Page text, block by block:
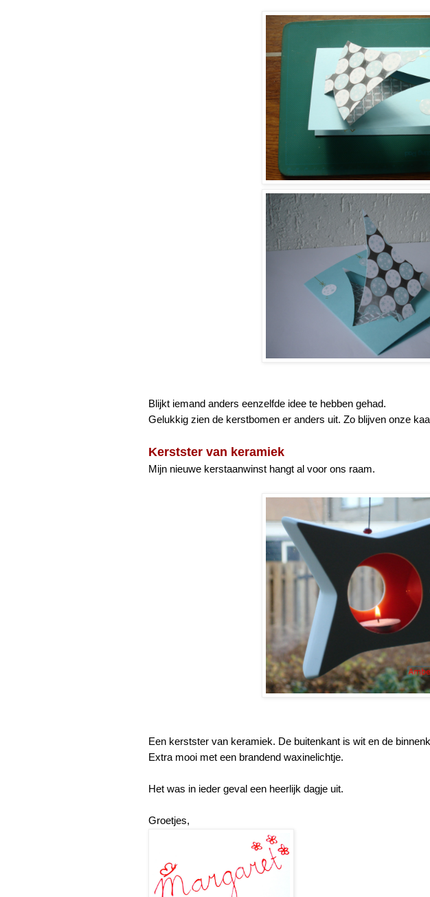
Blijkt iemand anders eenzelfde idee te hebben gehad.
Gelukkig zien de kerstbomen er anders uit. Zo blijven onze
Kerstster van keramiek
Mijn nieuwe kerstaanwinst hangt al voor ons raam.
Een kerstster van keramiek. De buitenkant is wit en de
Extra mooi met een brandend waxinelichtje.
Het was in ieder geval een heerlijk dagje uit.
Groetjes,